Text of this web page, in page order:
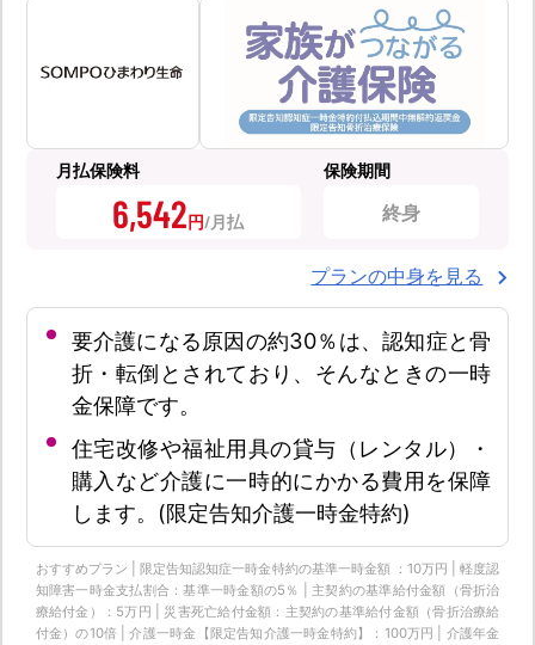
月払保険料
6,542円
保険期間
終身
プランの中身を見る
要介護になる原因の約30％は、認知症と骨
折・転倒とされており、そんなときの一時
金保障です。
住宅改修や福祉用具の貸与（レンタル）・
購入など介護に一時的にかかる費用を保障
します。(限定告知介護一時金特約)
おすすめプラン | 限定告知認知症一時金特約の基準一時金額 ：10万円 | 軽度認
知障害一時金支払割合：基準一時金額の5％ | 主契約の基準給付金額（骨折治
療給付金）：5万円 | 災害死亡給付金額：主契約の基準給付金額（骨折治療給
付金）の10倍 | 介護一時金【限定告知介護一時金特約】：100万円 | 介護年金